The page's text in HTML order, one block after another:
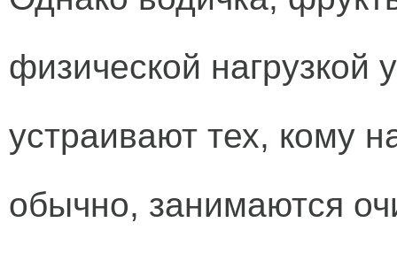
физической
устраивают тех, кому
обычно, занимаются